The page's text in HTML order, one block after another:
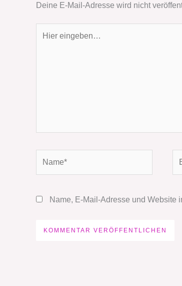
Deine E-Mail-Adresse wird nicht
eingeben…
Name, E-Mail-Adresse und Website